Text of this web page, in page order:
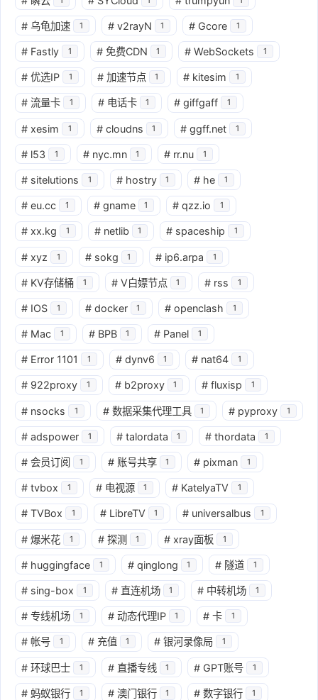
# 乌龟加速 1 # v2rayN 1 # Gcore 1
# Fastly 1 # 免费CDN 1 # WebSockets 1
# 优选IP 1 # 加速节点 1 # kitesim 1
# 流量卡 1 # 电话卡 1 # giffgaff 1
# xesim 1 # cloudns 1 # ggff.net 1
# l53 1 # nyc.mn 1 # rr.nu 1
# sitelutions 1 # hostry 1 # he 1
# eu.cc 1 # gname 1 # qzz.io 1
# xx.kg 1 # netlib 1 # spaceship 1
# xyz 1 # sokg 1 # ip6.arpa 1
# KV存储桶 1 # V白嫖节点 1 # rss 1
# IOS 1 # docker 1 # openclash 1
# Mac 1 # BPB 1 # Panel 1
# Error 1101 1 # dynv6 1 # nat64 1
# 922proxy 1 # b2proxy 1 # fluxisp 1
# nsocks 1 # 数据采集代理工具 1 # pyproxy 1
# adspower 1 # talordata 1 # thordata 1
# 会员订阅 1 # 账号共享 1 # pixman 1
# tvbox 1 # 电视源 1 # KatelyaTV 1
# TVBox 1 # LibreTV 1 # universalbus 1
# 爆米花 1 # 探测 1 # xray面板 1
# huggingface 1 # qinglong 1 # 隧道 1
# sing-box 1 # 直连机场 1 # 中转机场 1
# 专线机场 1 # 动态代理IP 1 # 卡 1
# 帐号 1 # 充值 1 # 银河录像局 1
# 环球巴士 1 # 直播专线 1 # GPT账号 1
# 蚂蚁银行 1 # 澳门银行 1 # 数字银行 1